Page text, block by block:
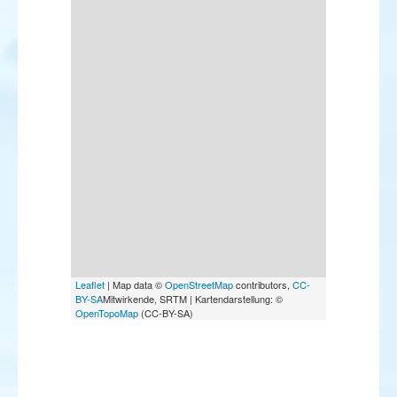
Leaflet | Map data ©OpenStreetMapcontributors, CC-
BY-SAMitwirkende, SRTM | Kartendarstellung: ©
OpenTopoMap (CC-BY-SA)